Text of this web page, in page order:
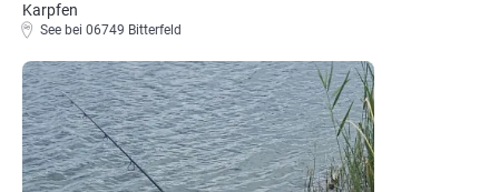
Karpfen
See bei 06749 Bitterfeld